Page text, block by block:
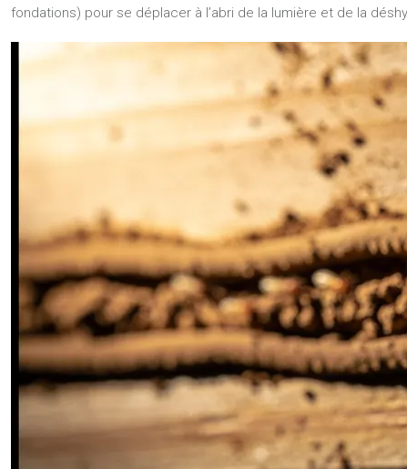
fondations) pour se déplacer à l’abri de la lumière et de la